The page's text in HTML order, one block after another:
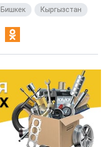
Бишкек Кыргызстан